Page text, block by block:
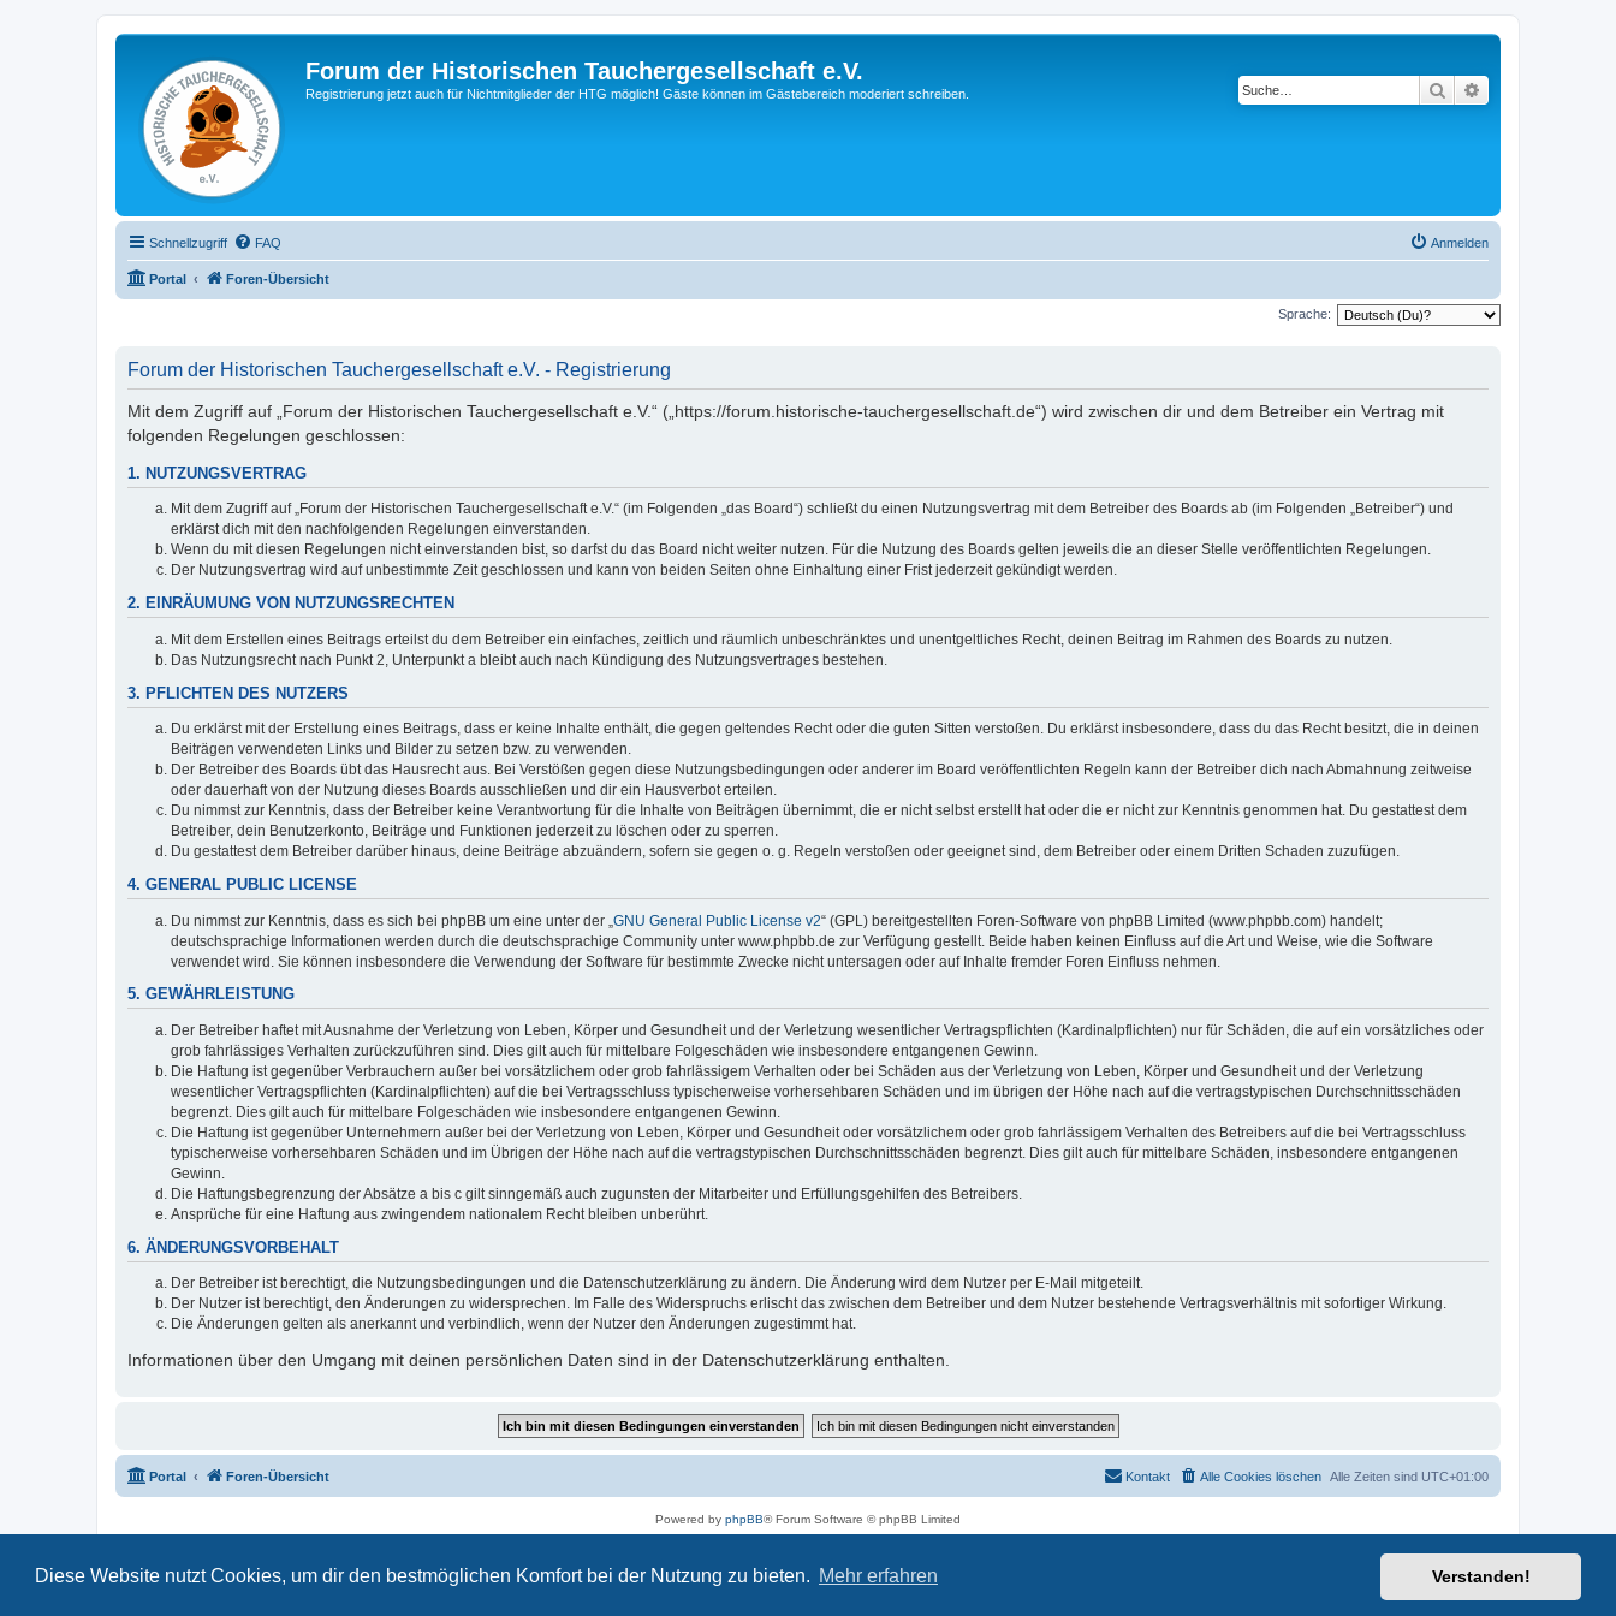
Diese Website nutzt Cookies, um dir den bestmöglichen Komfort bei der Nutzung zu bieten. Mehr erfahren Verstanden!
Forum der Historischen Tauchergesellschaft e.V.
Registrierung jetzt auch für Nichtmitglieder der HTG möglich! Gäste können im Gästebereich moderiert schreiben. Suche
Schnellzugriff FAQ Anmelden
Portal Foren-Übersicht
Sprache:
Forum der Historischen Tauchergesellschaft e.V. - Registrierung
Mit dem Zugriff auf „Forum der Historischen Tauchergesellschaft e.V.“ („https://forum.historische-tauchergesellschaft.de“) wird zwischen dir und dem Betreiber ein Vertrag mit
folgenden Regelungen geschlossen:
1. NUTZUNGSVERTRAG
Mit dem Zugriff auf „Forum der Historischen Tauchergesellschaft e.V.“ (im Folgenden „das Board“) schließt du einen Nutzungsvertrag mit dem Betreiber des Boards ab (im Folgenden „Betreiber“) und
erklärst dich mit den nachfolgenden Regelungen einverstanden.
Wenn du mit diesen Regelungen nicht einverstanden bist, so darfst du das Board nicht weiter nutzen. Für die Nutzung des Boards gelten jeweils die an dieser Stelle veröffentlichten Regelungen.
Der Nutzungsvertrag wird auf unbestimmte Zeit geschlossen und kann von beiden Seiten ohne Einhaltung einer Frist jederzeit gekündigt werden.
2. EINRÄUMUNG VON NUTZUNGSRECHTEN
Mit dem Erstellen eines Beitrags erteilst du dem Betreiber ein einfaches, zeitlich und räumlich unbeschränktes und unentgeltliches Recht, deinen Beitrag im Rahmen des Boards zu nutzen.
Das Nutzungsrecht nach Punkt 2, Unterpunkt a bleibt auch nach Kündigung des Nutzungsvertrages bestehen.
3. PFLICHTEN DES NUTZERS
Du erklärst mit der Erstellung eines Beitrags, dass er keine Inhalte enthält, die gegen geltendes Recht oder die guten Sitten verstoßen. Du erklärst insbesondere, dass du das Recht besitzt, die in deinen
Beiträgen verwendeten Links und Bilder zu setzen bzw. zu verwenden.
Der Betreiber des Boards übt das Hausrecht aus. Bei Verstößen gegen diese Nutzungsbedingungen oder anderer im Board veröffentlichten Regeln kann der Betreiber dich nach Abmahnung zeitweise
oder dauerhaft von der Nutzung dieses Boards ausschließen und dir ein Hausverbot erteilen.
Du nimmst zur Kenntnis, dass der Betreiber keine Verantwortung für die Inhalte von Beiträgen übernimmt, die er nicht selbst erstellt hat oder die er nicht zur Kenntnis genommen hat. Du gestattest dem
Betreiber, dein Benutzerkonto, Beiträge und Funktionen jederzeit zu löschen oder zu sperren.
Du gestattest dem Betreiber darüber hinaus, deine Beiträge abzuändern, sofern sie gegen o. g. Regeln verstoßen oder geeignet sind, dem Betreiber oder einem Dritten Schaden zuzufügen.
4. GENERAL PUBLIC LICENSE
Du nimmst zur Kenntnis, dass es sich bei phpBB um eine unter der „ GNU General Public License v2“ (GPL) bereitgestellten Foren-Software von phpBB Limited (www.phpbb.com) handelt;
deutschsprachige Informationen werden durch die deutschsprachige Community unter www.phpbb.de zur Verfügung gestellt. Beide haben keinen Einfluss auf die Art und Weise, wie die Software
verwendet wird. Sie können insbesondere die Verwendung der Software für bestimmte Zwecke nicht untersagen oder auf Inhalte fremder Foren Einfluss nehmen.
5. GEWÄHRLEISTUNG
Der Betreiber haftet mit Ausnahme der Verletzung von Leben, Körper und Gesundheit und der Verletzung wesentlicher Vertragspflichten (Kardinalpflichten) nur für Schäden, die auf ein vorsätzliches oder
grob fahrlässiges Verhalten zurückzuführen sind. Dies gilt auch für mittelbare Folgeschäden wie insbesondere entgangenen Gewinn.
Die Haftung ist gegenüber Verbrauchern außer bei vorsätzlichem oder grob fahrlässigem Verhalten oder bei Schäden aus der Verletzung von Leben, Körper und Gesundheit und der Verletzung
wesentlicher Vertragspflichten (Kardinalpflichten) auf die bei Vertragsschluss typischerweise vorhersehbaren Schäden und im übrigen der Höhe nach auf die vertragstypischen Durchschnittsschäden
begrenzt. Dies gilt auch für mittelbare Folgeschäden wie insbesondere entgangenen Gewinn.
Die Haftung ist gegenüber Unternehmern außer bei der Verletzung von Leben, Körper und Gesundheit oder vorsätzlichem oder grob fahrlässigem Verhalten des Betreibers auf die bei Vertragsschluss
typischerweise vorhersehbaren Schäden und im Übrigen der Höhe nach auf die vertragstypischen Durchschnittsschäden begrenzt. Dies gilt auch für mittelbare Schäden, insbesondere entgangenen
Gewinn.
Die Haftungsbegrenzung der Absätze a bis c gilt sinngemäß auch zugunsten der Mitarbeiter und Erfüllungsgehilfen des Betreibers.
Ansprüche für eine Haftung aus zwingendem nationalem Recht bleiben unberührt.
6. ÄNDERUNGSVORBEHALT
Der Betreiber ist berechtigt, die Nutzungsbedingungen und die Datenschutzerklärung zu ändern. Die Änderung wird dem Nutzer per E-Mail mitgeteilt.
Der Nutzer ist berechtigt, den Änderungen zu widersprechen. Im Falle des Widerspruchs erlischt das zwischen dem Betreiber und dem Nutzer bestehende Vertragsverhältnis mit sofortiger Wirkung.
Die Änderungen gelten als anerkannt und verbindlich, wenn der Nutzer den Änderungen zugestimmt hat.
Informationen über den Umgang mit deinen persönlichen Daten sind in der Datenschutzerklärung enthalten.
Portal Foren-Übersicht Alle Zeiten sind UTC+01:00
Alle Cookies löschen
Kontakt
Powered by phpBB® Forum Software © phpBB Limited